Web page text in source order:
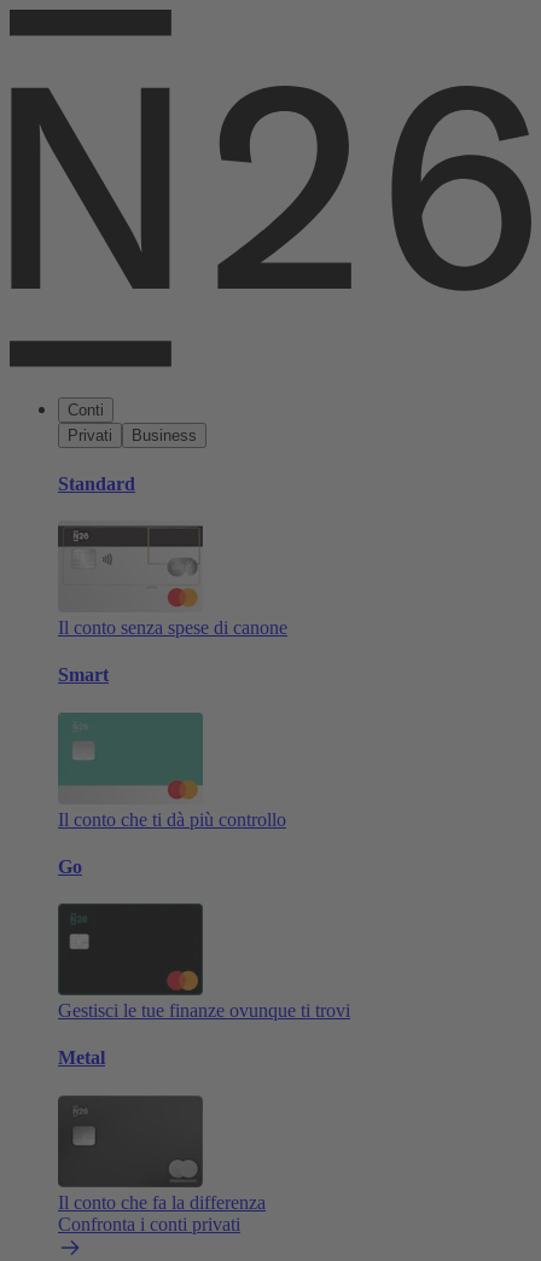
Conti
Privati
Business
Standard
Il conto senza spese di canone
Smart
Il conto che ti dà più controllo
Go
Gestisci le tue finanze ovunque ti trovi
Metal
Il conto che fa la differenza
Confronta i conti privati